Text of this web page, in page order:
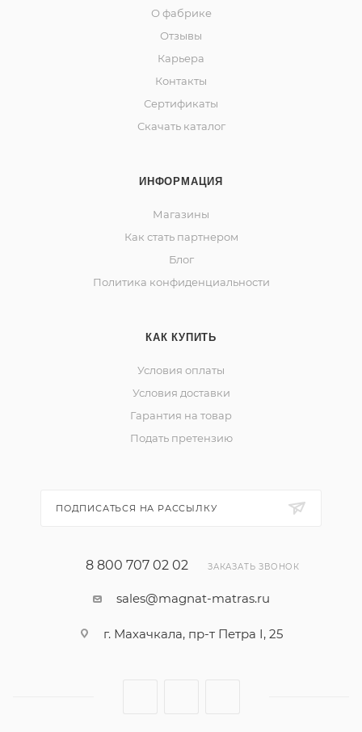
О фабрике
Отзывы
Карьера
Контакты
Сертификаты
Скачать каталог
ИНФОРМАЦИЯ
Магазины
Как стать партнером
Блог
Политика конфиденциальности
КАК КУПИТЬ
Условия оплаты
Условия доставки
Гарантия на товар
Подать претензию
ПОДПИСАТЬСЯ НА РАССЫЛКУ
8 800 707 02 02 ЗАКАЗАТЬ ЗВОНОК
sales@magnat-matras.ru
г. Махачкала, пр-т Петра I, 25